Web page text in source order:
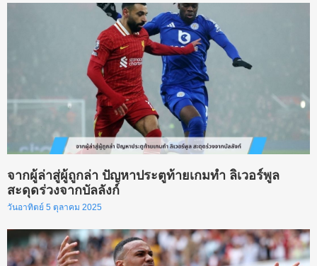
จากผู้ล่าสู่ผู้ถูกล่า ปัญหาประตูท้ายเกมทำ ลิเวอร์พูล
สะดุดร่วงจากบัลลังก์
วันอาทิตย์ 5 ตุลาคม 2025